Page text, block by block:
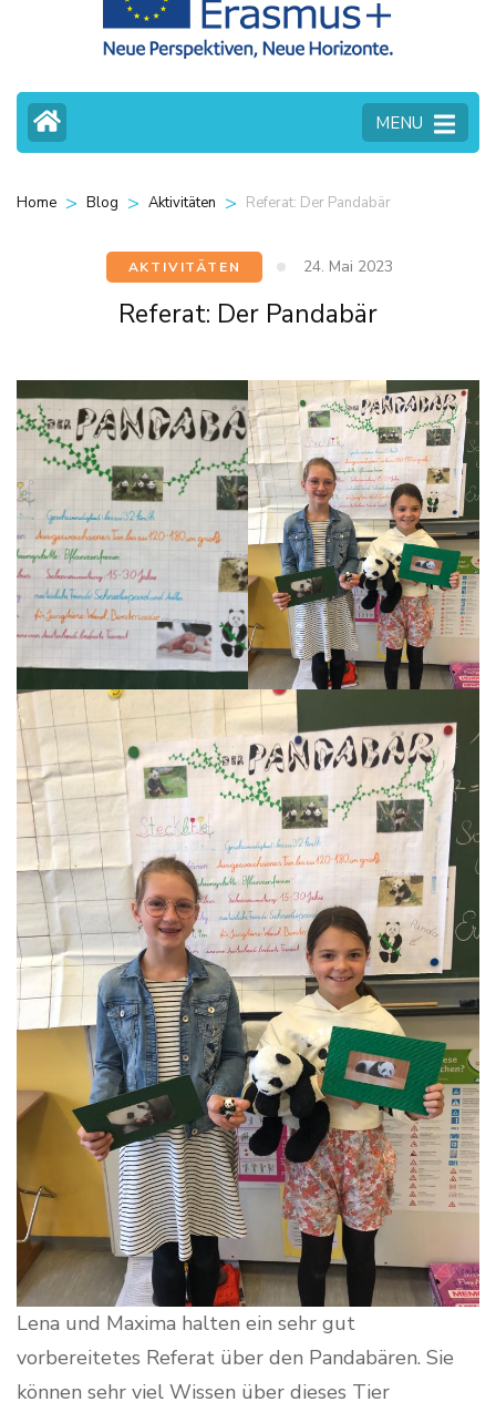
MENU
Home > Blog > Aktivitäten > Referat: Der Pandabär
AKTIVITÄTEN 24. Mai 2023
Referat: Der Pandabär
Lena und Maxima halten ein sehr gut
vorbereitetes Referat über den Pandabären. Sie
können sehr viel Wissen über dieses Tier